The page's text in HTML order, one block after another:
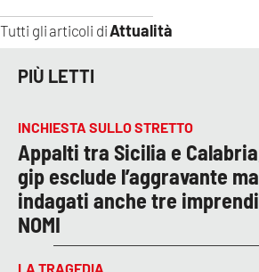
Tutti gli articoli diAttualità
PIÙ LETTI
INCHIESTA SULLO STRETTO
Appalti tra Sicilia e
gip esclude l’aggravante
indagati anche tre
NOMI
LA TRAGEDIA